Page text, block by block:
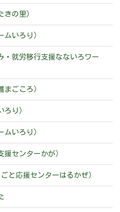
きの里）
ムいろり）
・就労移行支援なないろワー
まごころ）
ろり）
ムいろり）
援センターかが）
と応援センターはるかぜ）